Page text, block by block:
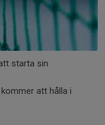
starta sin
att hålla i